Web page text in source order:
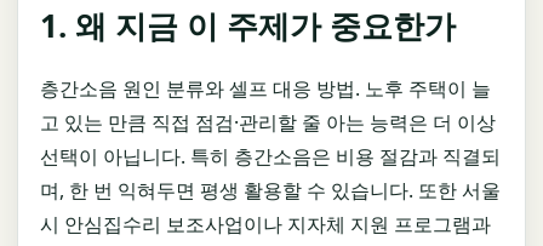
1. 왜 지금 이 주제가 중요한가
층간소음 원인 분류와 셀프 대응 방법. 노후 주택이 늘
고 있는 만큼 직접 점검·관리할 줄 아는 능력은 더 이상
선택이 아닙니다. 특히 층간소음은 비용 절감과 직결되
며, 한 번 익혀두면 평생 활용할 수 있습니다. 또한 서울
시 안심집수리 보조사업이나 지자체 지원 프로그램과